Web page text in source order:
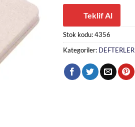
Teklif Al
Stok kodu:4356
Kategoriler: DEFTERLER